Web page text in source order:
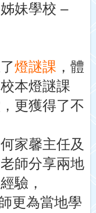
妹學校 –
燈謎課 ，體
本燈謎課
更獲得了不
家馨主任及
師分享兩地
驗，
更為當地學